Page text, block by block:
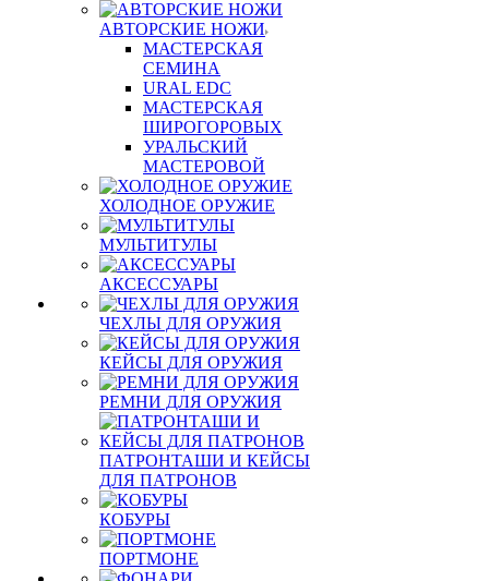
АВТОРСКИЕ НОЖИ
МАСТЕРСКАЯ
СЕМИНА
URAL EDC
МАСТЕРСКАЯ
ШИРОГОРОВЫХ
УРАЛЬСКИЙ
МАСТЕРОВОЙ
ХОЛОДНОЕ ОРУЖИЕ
МУЛЬТИТУЛЫ
АКСЕССУАРЫ
ЧЕХЛЫ ДЛЯ ОРУЖИЯ
КЕЙСЫ ДЛЯ ОРУЖИЯ
РЕМНИ ДЛЯ ОРУЖИЯ
ПАТРОНТАШИ И КЕЙСЫ
ДЛЯ ПАТРОНОВ
КОБУРЫ
ПОРТМОНЕ